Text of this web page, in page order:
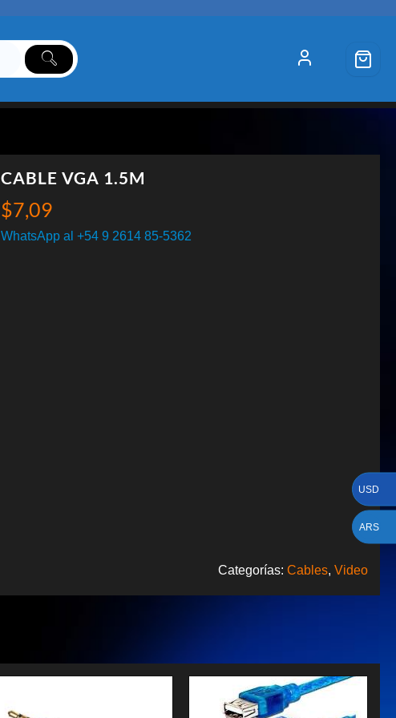
CABLE VGA 1.5M
$7,09
WhatsApp al +54 9 2614 85-5362
Categorías: Cables, Video
USD
ARS